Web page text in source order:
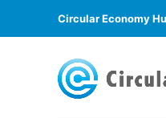
Circular Economy